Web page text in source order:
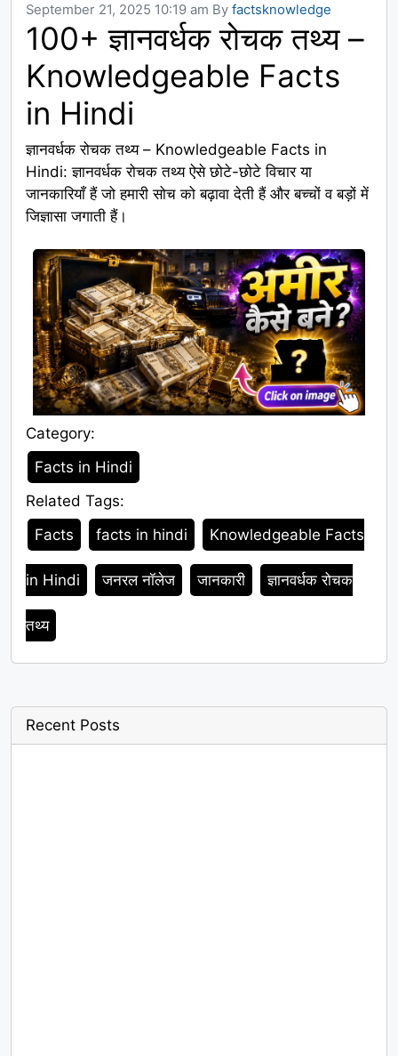
September 21, 2025 10:19 am By factsknowledge
100+ ज्ञानवर्धक रोचक तथ्य –
Knowledgeable Facts
in Hindi
ज्ञानवर्धक रोचक तथ्य – Knowledgeable Facts in
Hindi: ज्ञानवर्धक रोचक तथ्य ऐसे छोटे-छोटे विचार या
जानकारियाँ हैं जो हमारी सोच को बढ़ावा देती हैं और बच्चों व बड़ों में
जिज्ञासा जगाती हैं।
Category:
Category
Facts in Hindi
Related Tags:
Tags
Facts facts in hindi Knowledgeable Facts
in Hindi जनरल नॉलेज जानकारी ज्ञानवर्धक रोचक
तथ्य
Recent Posts